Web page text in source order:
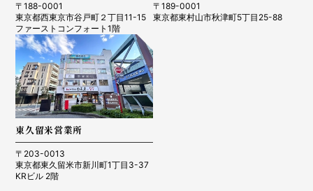
〒188-0001
東京都西東京市谷戸町２丁目11-15
ファーストコンフォート1階
〒189-0001
東京都東村山市秋津町5丁目25-88
東久留米営業所
〒203-0013
東京都東久留米市新川町1丁目3-37
KRビル 2階